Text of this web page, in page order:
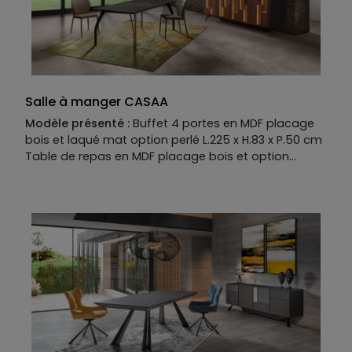
Salle à manger CASAA
Modèle présenté : Buffet 4 portes en MDF placage
bois et laqué mat option perlé L.225 x H.83 x P.50 cm
Table de repas en MDF placage bois et option
avec les chaises IOTA
Manufacture :
Buffet
Piètement :fer coloré
Structure : MDF laqué mat option perlé
Façade :MDF placage bois
Plateau :MDF laqué mat option perlé
Kit illumination en option. Nombreux éléments